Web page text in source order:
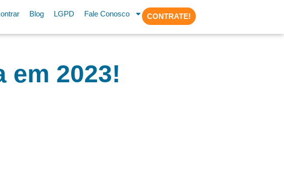
Blog LGPD Fale Conosco CONTRATE!
em 2023!